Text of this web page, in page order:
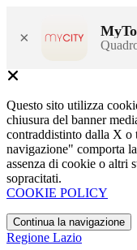
×
Questo sito utilizza
chiusura del banner
contraddistinto dalla X o
navigazione" comporta
assenza di cookie o altri
sopracitati.
COOKIE POLICY
Continua la navigazione
Regione Lazio